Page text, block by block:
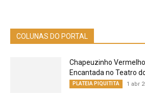
COLUNAS DO PORTAL
Chapeuzinho
Encantada no Teatro
PLATEIA PIQUITITA 1 abr